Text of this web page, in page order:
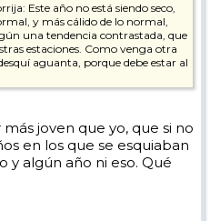
Este año no está siendo seco,
y más cálido de lo normal,
una tendencia contrastada, que
estaciones. Como venga otra
aguanta, porque debe estar al
joven que yo, que si no
en los que se esquiaban
y algún año ni eso. Qué